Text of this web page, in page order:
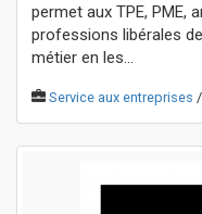
permet aux TPE, PME,
professions libérales
métier en les...
Service aux entreprises /